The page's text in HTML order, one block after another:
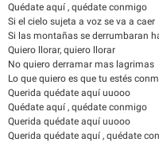
Quédate aquí , quédate conmigo
Si el cielo sujeta a voz se va a caer
Si las montañas se derrumbaran
Quiero llorar, quiero llorar
No quiero derramar mas lagrimas
Lo que quiero es que tu estés
Querida quédate aquí uuooo
Quédate aquí , quédate conmigo
Querida quédate aquí uuooo
Querida quédate aquí , quédate